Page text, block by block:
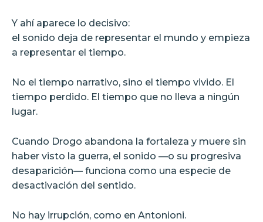
Y ahí aparece lo decisivo:
el sonido deja de representar el mundo y empieza
a representar el tiempo.
No el tiempo narrativo, sino el tiempo vivido. El
tiempo perdido. El tiempo que no lleva a ningún
lugar.
Cuando Drogo abandona la fortaleza y muere sin
haber visto la guerra, el sonido —o su progresiva
desaparición— funciona como una especie de
desactivación del sentido.
No hay irrupción, como en Antonioni.